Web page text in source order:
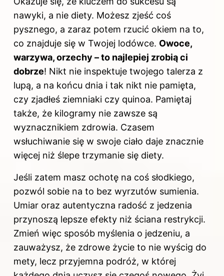
nawyki, a nie diety. Możesz zjeść coś
pysznego, a zaraz potem rzucić okiem na to,
co znajduje się w Twojej lodówce. Owoce,
warzywa, orzechy – to najlepiej zrobią ci
dobrze! Nikt nie inspektuje twojego talerza z
lupą, a na końcu dnia i tak nikt nie pamięta,
czy zjadłeś ziemniaki czy quinoa. Pamiętaj
także, że kilogramy nie zawsze są
wyznacznikiem zdrowia. Czasem
wsłuchiwanie się w swoje ciało daje znacznie
więcej niż ślepe trzymanie się diety.
Jeśli zatem masz ochotę na coś słodkiego,
pozwól sobie na to bez wyrzutów sumienia.
Umiar oraz autentyczna radość z jedzenia
przynoszą lepsze efekty niż ściana restrykcji.
Zmień więc sposób myślenia o jedzeniu, a
zauważysz, że zdrowe życie to nie wyścig do
mety, lecz przyjemna podróż, w której